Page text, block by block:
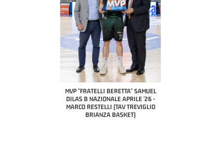
MVP "FRATELLI BERETTA" SAMUEL
DILAS B NAZIONALE APRILE '26 -
MARCO RESTELLI (TAV TREVIGLIO
BRIANZA BASKET)